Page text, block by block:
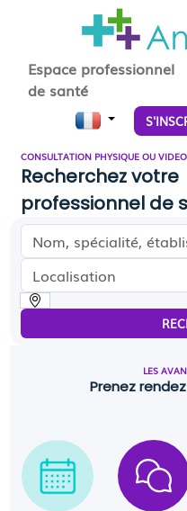
Espace professionnel
de santé
CONSULTATION PHYSIQUE OU VIDEO
Recherchez votre
professionnel de
Médecin, spécialité,
Localisation
LES
Prenez